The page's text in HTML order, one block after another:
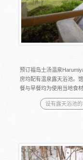
预订福岛土汤温泉
房均配有温泉露天浴池。
餐与早餐均为使用当地食
设有露天浴池